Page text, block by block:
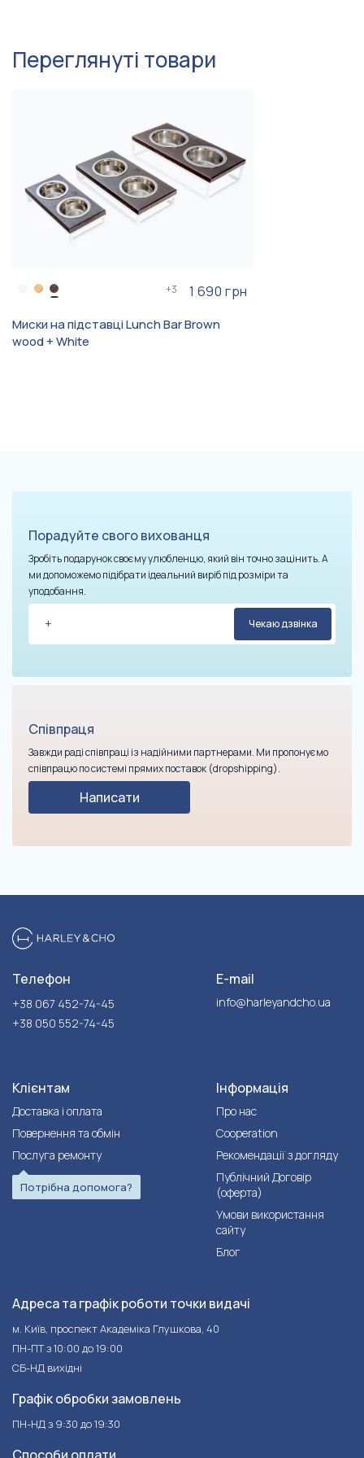
Ксолоітцкуінтлі, Шелті,
Керн-терʼєр, Скотчтерʼєр,
Для двох собак
Кількість мисок
2 миски
Обʼєм мисок
0.2 літра, 0.45 літра, 0.75
літра
Вага собаки
Переглянуті товари
+3 1 690 грн
Миски на підставці Lunch Bar Brown
wood + White
Порадуйте свого вихованця
Зробіть подарунок своєму улюбленцю, який він точно зацінить. А
ми допоможемо підібрати ідеальний виріб під розміри та
уподобання.
Співпраця
Завжди раді співпраці із надійними партнерами. Ми пропонуємо
співпрацю по системі прямих поставок (dropshipping).
Написати
Телефон
+38 067 452-74-45
+38 050 552-74-45
E-mail
info@harleyandcho.ua
Клієнтам
Доставка і оплата
Повернення та обмін
Послуга ремонту
Потрібна допомога?
Інформація
Про нас
Cooperation
Рекомендації з догляду
Публічний Договір
(оферта)
Умови використання
сайту
Блог
Адреса та графік роботи точки видачі
м. Київ, проспект Академіка Глушкова, 40
ПН-ПТ з 10:00 до 19:00
СБ-НД вихідні
Графік обробки замовлень
ПН-НД з 9:30 до 19:30